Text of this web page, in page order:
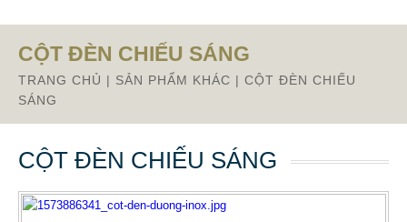
CỘT ĐÈN CHIẾU SÁNG
TRANG CHỦ | SẢN PHẨM KHÁC | CỘT ĐÈN CHIẾU
SÁNG
CỘT ĐÈN CHIẾU SÁNG